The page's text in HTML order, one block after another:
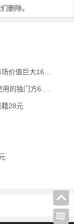
删除。
值巨大16.8元
独门方6.8元
籍28元